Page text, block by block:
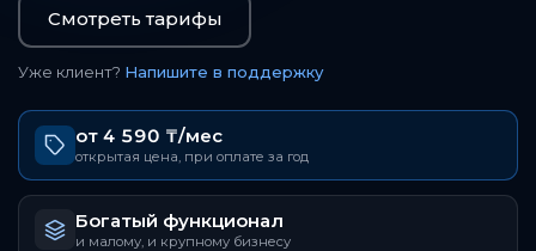
Смотреть тарифы
Уже клиент? Напишите в поддержку
от 4 590 ₸/мес
открытая цена, при оплате за год
Богатый функционал
и малому, и крупному бизнесу